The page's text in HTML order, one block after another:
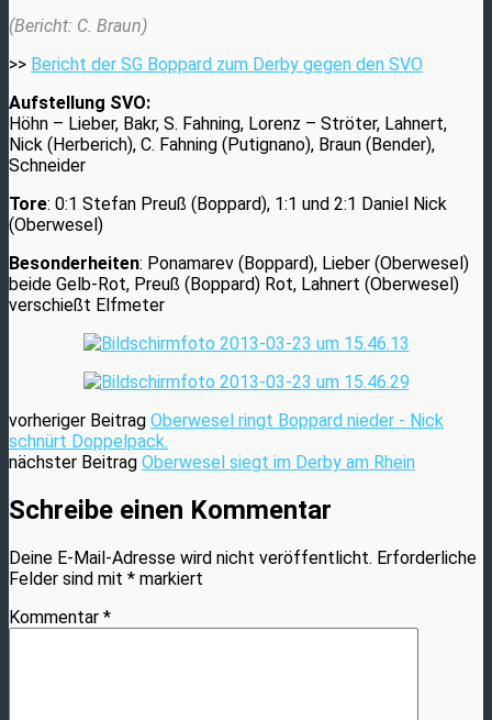
(Bericht: C. Braun)
>> Bericht der SG Boppard zum Derby gegen den SVO
Aufstellung SVO:
Höhn – Lieber, Bakr, S. Fahning, Lorenz – Ströter, Lahnert,
Nick (Herberich), C. Fahning (Putignano), Braun (Bender),
Schneider
Tore: 0:1 Stefan Preuß (Boppard), 1:1 und 2:1 Daniel Nick
(Oberwesel)
Besonderheiten: Ponamarev (Boppard), Lieber (Oberwesel)
beide Gelb-Rot, Preuß (Boppard) Rot, Lahnert (Oberwesel)
verschießt Elfmeter
vorheriger Beitrag Oberwesel ringt Boppard nieder - Nick
schnürt Doppelpack.
nächster Beitrag Oberwesel siegt im Derby am Rhein
Schreibe einen Kommentar
Deine E-Mail-Adresse wird nicht veröffentlicht. Erforderliche
Felder sind mit * markiert
Kommentar *